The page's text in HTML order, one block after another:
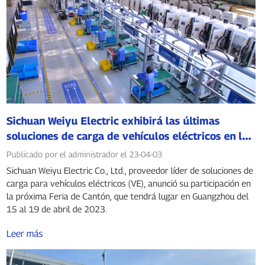
Sichuan Weiyu Electric exhibirá las últimas
soluciones de carga de vehículos eléctricos en la
Feria de Cantón
Publicado por el administrador el 23-04-03
Sichuan Weiyu Electric Co., Ltd., proveedor líder de soluciones de
carga para vehículos eléctricos (VE), anunció su participación en
la próxima Feria de Cantón, que tendrá lugar en Guangzhou del
15 al 19 de abril de 2023.
Leer más